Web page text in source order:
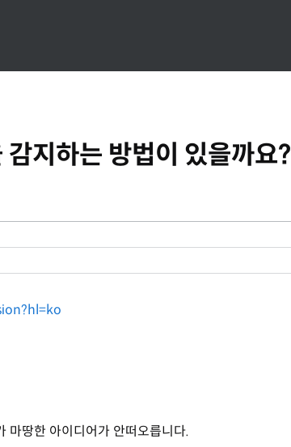
지하는 방법이 있을까요?
마땅한 아이디어가 안떠오릅니다.